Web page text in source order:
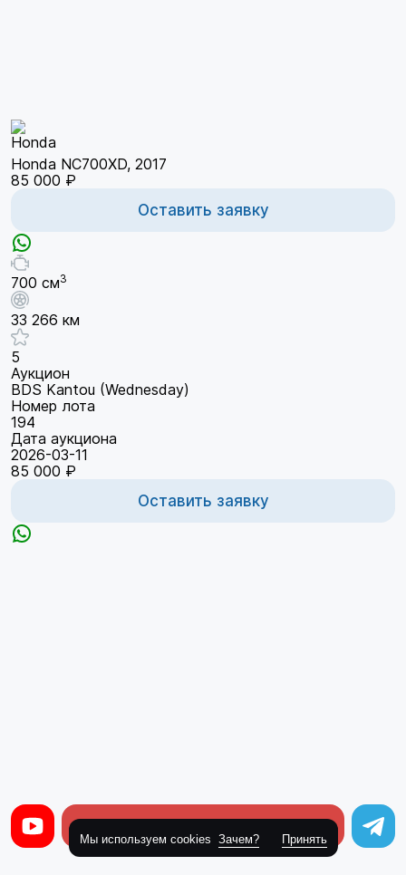
Honda NC700XD, 2017
85 000 ₽
Оставить заявку
700 см3
33 266 км
5
Аукцион
BDS Kantou (Wednesday)
Номер лота
194
Дата аукциона
2026-03-11
85 000 ₽
Оставить заявку
Мы используем cookies Зачем? Принять